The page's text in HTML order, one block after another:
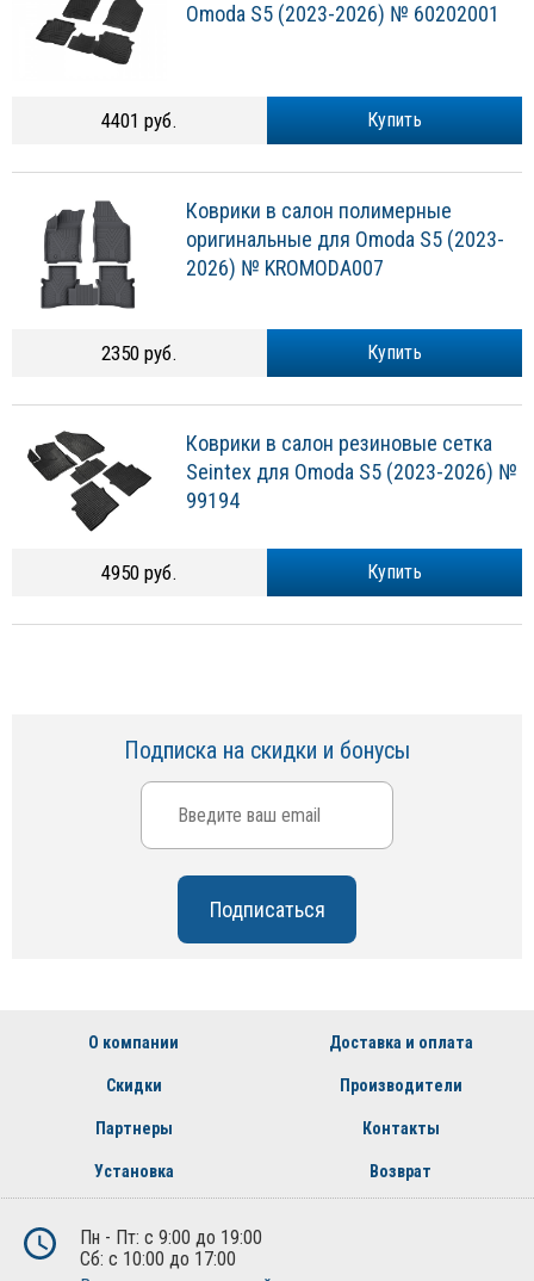
Omoda S5 (2023-2026) № 60202001
Купить
4401 руб.
Коврики в салон полимерные
оригинальные для Omoda S5 (2023-
2026) № KROMODA007
Купить
2350 руб.
Коврики в салон резиновые сетка
Seintex для Omoda S5 (2023-2026) №
99194
Купить
4950 руб.
Подписка на скидки и бонусы
О компании Доставка и оплата
Скидки Производители
Партнеры Контакты
Установка Возврат
Пн - Пт: с 9:00 до 19:00
Сб: с 10:00 до 17:00